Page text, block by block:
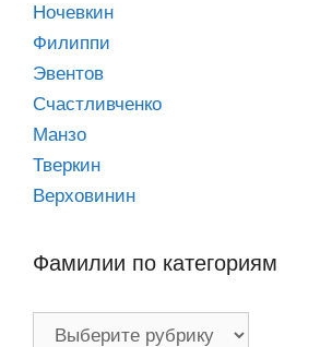
Ночевкин
Филиппи
Эвентов
Счастливченко
Манзо
Тверкин
Верховинин
Фамилии по категориям